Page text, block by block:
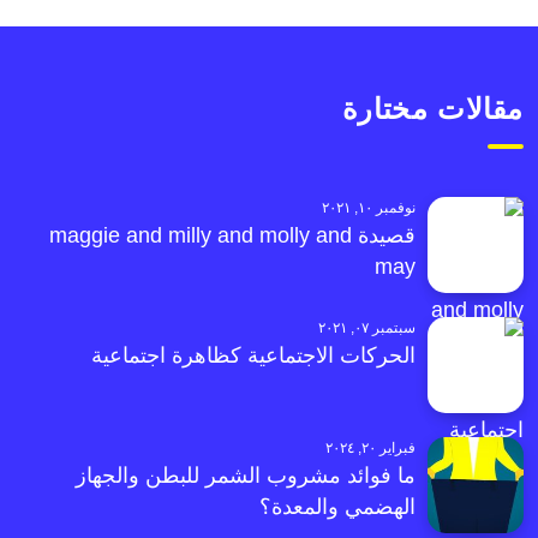
مقالات مختارة
نوفمبر ١٠, ٢٠٢١
قصيدة maggie and milly and molly and
may
سبتمبر ٠٧, ٢٠٢١
الحركات الاجتماعية كظاهرة اجتماعية
فبراير ٢٠, ٢٠٢٤
ما فوائد مشروب الشمر للبطن والجهاز
الهضمي والمعدة؟